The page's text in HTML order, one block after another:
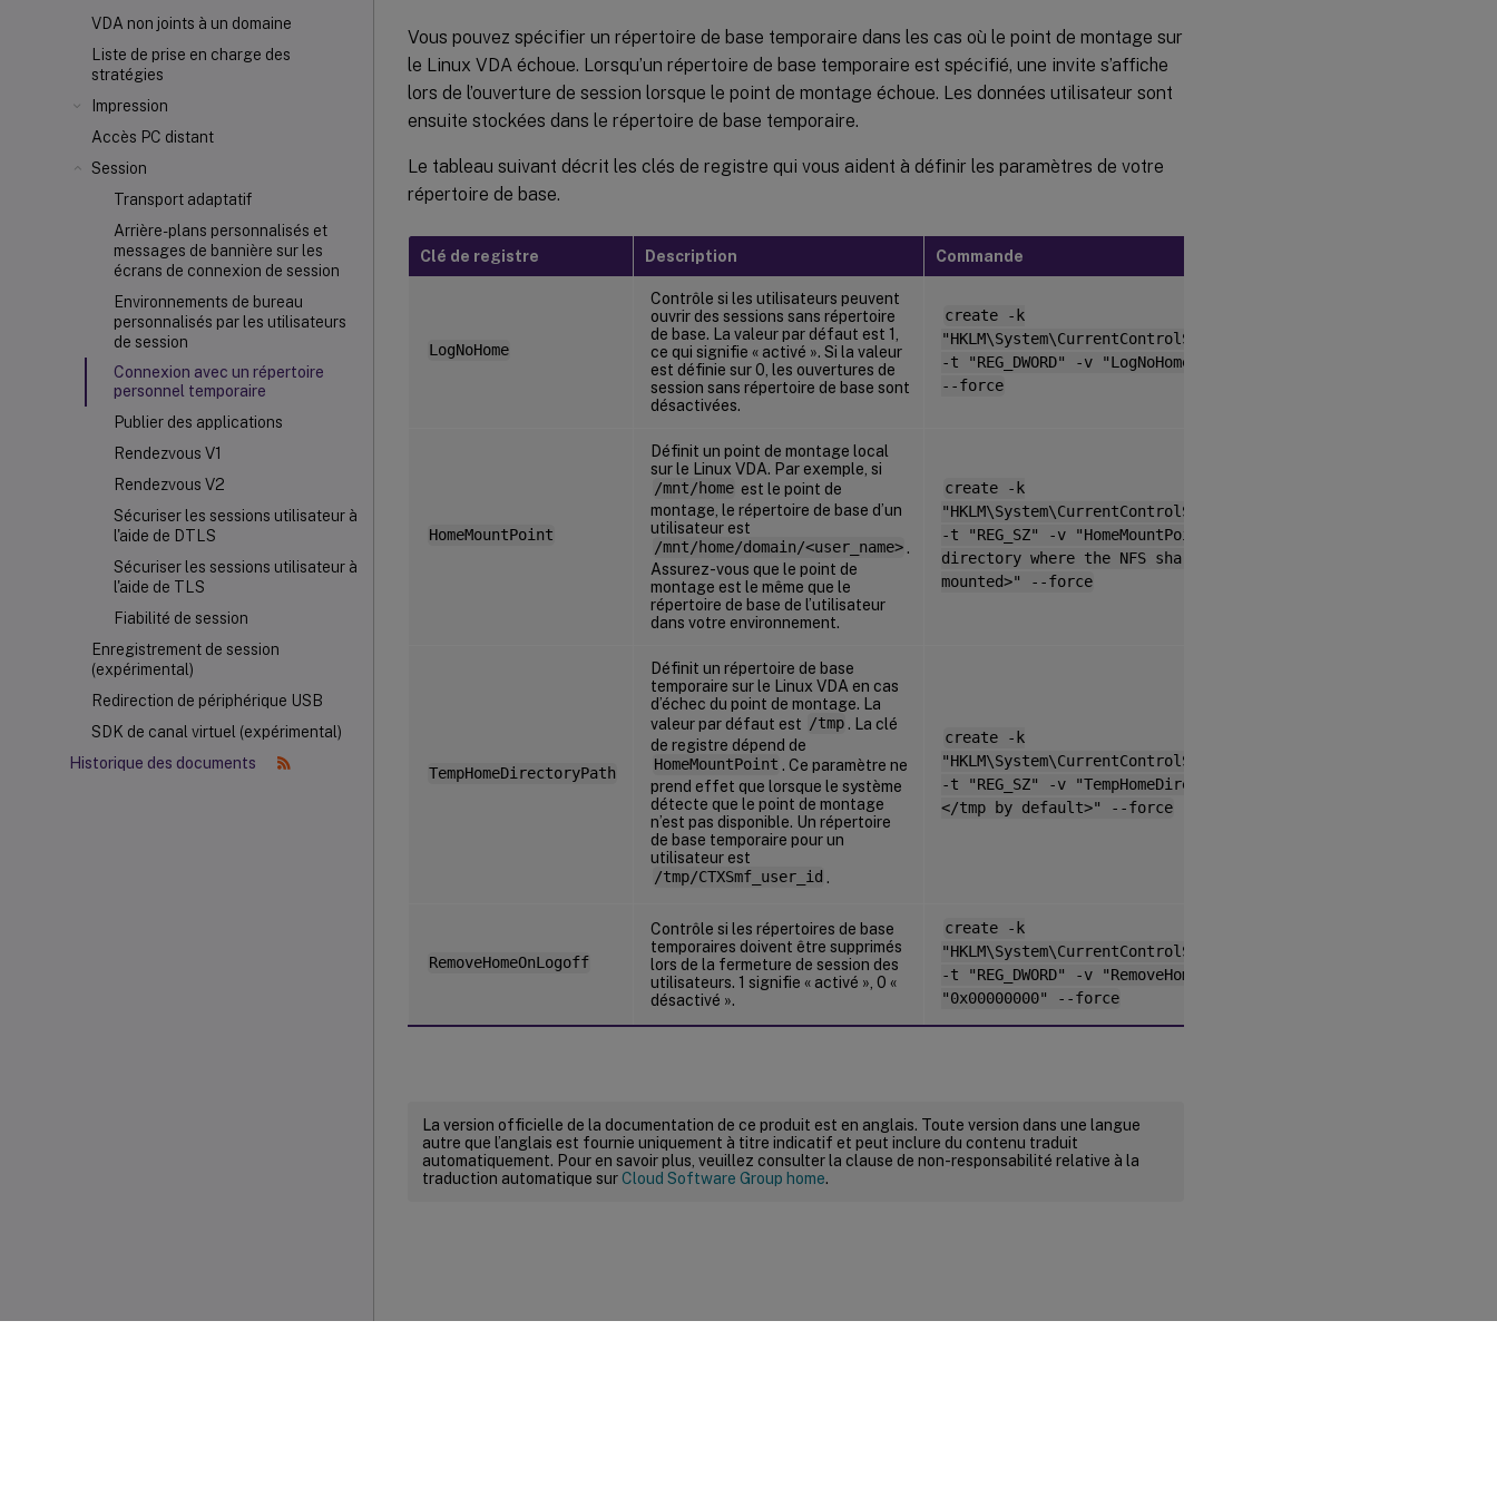
VDA non joints à un domaine
Liste de prise en charge des
stratégies
Impression
Accès PC distant
Session
Transport adaptatif
Arrière-plans personnalisés et
messages de bannière sur les
écrans de connexion de session
Environnements de bureau
personnalisés par les utilisateurs
de session
Connexion avec un répertoire
personnel temporaire
Publier des applications
Rendezvous V1
Rendezvous V2
Sécuriser les sessions utilisateur à
l'aide de DTLS
Sécuriser les sessions utilisateur à
l'aide de TLS
Fiabilité de session
Enregistrement de session
(expérimental)
Redirection de périphérique USB
SDK de canal virtuel (expérimental)
Historique des documents
Vous pouvez spécifier un répertoire de base temporaire dans les cas où le point de montage sur
le Linux VDA échoue. Lorsqu’un répertoire de base temporaire est spécifié, une invite s’affiche
lors de l’ouverture de session lorsque le point de montage échoue. Les données utilisateur sont
ensuite stockées dans le répertoire de base temporaire.
Le tableau suivant décrit les clés de registre qui vous aident à définir les paramètres de votre
répertoire de base.
Clé de registre Description Commande
LogNoHome
Contrôle si les utilisateurs peuvent
ouvrir des sessions sans répertoire
de base. La valeur par défaut est 1,
ce qui signifie « activé ». Si la valeur
est définie sur 0, les ouvertures de
session sans répertoire de base sont
désactivées.
create -k
"HKLM\System\CurrentControlSet\Control\Citrix"
-t "REG_DWORD" -v "LogNoHome" -d "0x00000001"
--force
HomeMountPoint
Définit un point de montage local
sur le Linux VDA. Par exemple, si
/mnt/home est le point de
montage, le répertoire de base d’un
utilisateur est
/mnt/home/domain/<user_name>.
Assurez-vous que le point de
montage est le même que le
répertoire de base de l’utilisateur
dans votre environnement.
create -k
"HKLM\System\CurrentControlSet\Control\Citrix"
-t "REG_SZ" -v "HomeMountPoint" -d "<A
directory where the NFS share is to be
mounted>" --force
TempHomeDirectoryPath
Définit un répertoire de base
temporaire sur le Linux VDA en cas
d’échec du point de montage. La
valeur par défaut est /tmp. La clé
de registre dépend de
HomeMountPoint . Ce paramètre ne
prend effet que lorsque le système
détecte que le point de montage
n’est pas disponible. Un répertoire
de base temporaire pour un
utilisateur est
/tmp/CTXSmf_user_id .
create -k
"HKLM\System\CurrentControlSet\Control\Citrix"
-t "REG_SZ" -v "TempHomeDirectoryPath" -d "
</tmp by default>" --force
RemoveHomeOnLogoff
Contrôle si les répertoires de base
temporaires doivent être supprimés
lors de la fermeture de session des
utilisateurs. 1 signifie « activé », 0 «
désactivé ».
create -k
"HKLM\System\CurrentControlSet\Control\Citrix"
-t "REG_DWORD" -v "RemoveHomeOnLogoff" -d
"0x00000000" --force
La version officielle de la documentation de ce produit est en anglais. Toute version dans une langue
autre que l’anglais est fournie uniquement à titre indicatif et peut inclure du contenu traduit
automatiquement. Pour en savoir plus, veuillez consulter la clause de non-responsabilité relative à la
traduction automatique surCloud Software Group home.